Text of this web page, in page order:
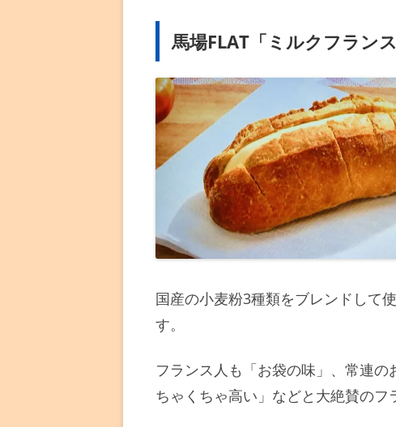
馬場FLAT「ミルクフラン
国産の小麦粉3種類をブレンドして
す。
フランス人も「お袋の味」、常連
ちゃくちゃ高い」などと大絶賛のフ